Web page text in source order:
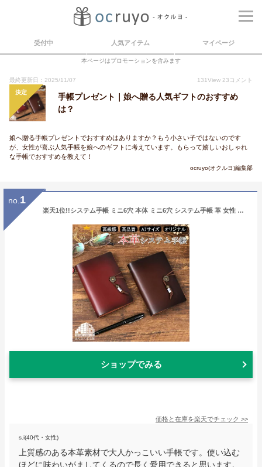
受付中 人気アイテム マイページ
本ページはプロモーションを含みます
最終更新日：2025/11/07 131View 23 コメント
決定
手帳プレゼント｜娘へ贈る人気ギフトのおすすめ
は？
娘へ贈る手帳プレゼントでおすすめはありますか？もう小さい子ではないのです
が、女性が喜ぶ人気手帳を娘へのギフトに考えています。もらって嬉しいおしゃれ
な手帳でおすすめを教えて！
ocruyo(オクルヨ)編集部
no. 1
楽天1位!!システム手帳 ミニ6穴 本体 ミニ6穴 システム手帳 革 女性 男性 A7サイズ 80枚 システム手帳 ミニ6穴 A7 手帳 レザー カバー リング リフィル かわいい リング内径15mm システム手帳 a7 本革 入社祝い 入学 プレゼント ギフト メモ帳 文房具 筆記 おしゃれ レトロ
ショップでみる
価格と在庫を楽天でチェック >>
s.i(40代・女性)
上質感のある本革素材で大人かっこいい手帳です。使い込む
ほどに味わいがましてくるので長く愛用できると思います。